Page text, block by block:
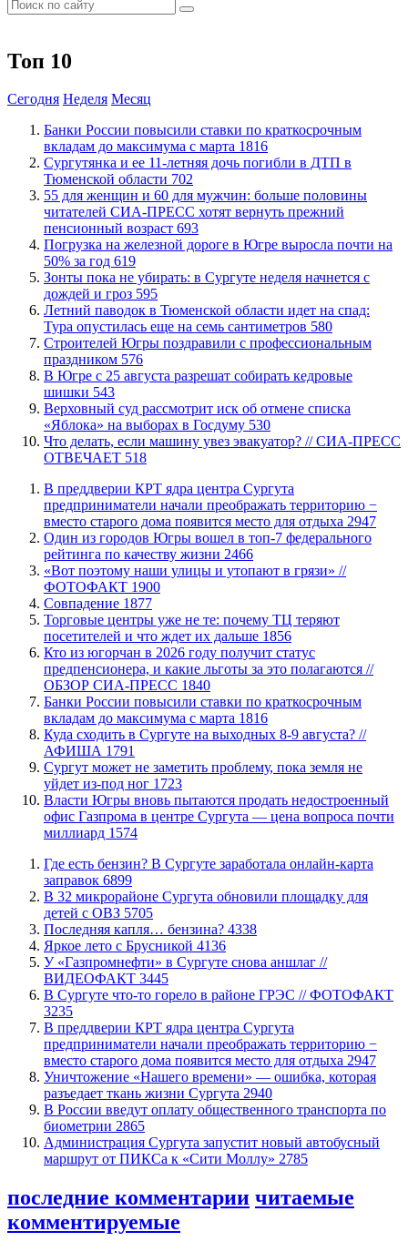
Топ 10
Сегодня Неделя Месяц
​Банки России повысили ставки по краткосрочным
вкладам до максимума с марта 1816
Сургутянка и ее 11-летняя дочь погибли в ДТП в
Тюменской области 702
​55 для женщин и 60 для мужчин: больше половины
читателей СИА-ПРЕСС хотят вернуть прежний
пенсионный возраст 693
​Погрузка на железной дороге в Югре выросла почти на
50% за год 619
​Зонты пока не убирать: в Сургуте неделя начнется с
дождей и гроз 595
​Летний паводок в Тюменской области идет на спад:
Тура опустилась еще на семь сантиметров 580
​Строителей Югры поздравили с профессиональным
праздником 576
​В Югре с 25 августа разрешат собирать кедровые
шишки 543
​Верховный суд рассмотрит иск об отмене списка
«Яблока» на выборах в Госдуму 530
​Что делать, если машину увез эвакуатор? // СИА-ПРЕСС
ОТВЕЧАЕТ 518
​В преддверии КРТ ядра центра Сургута
предприниматели начали преображать территорию −
вместо старого дома появится место для отдыха 2947
Один из городов Югры вошел в топ-7 федерального
рейтинга по качеству жизни 2466
«Вот поэтому наши улицы и утопают в грязи» //
ФОТОФАКТ 1900
​Совпадение 1877
Торговые центры уже не те: почему ТЦ теряют
посетителей и что ждет их дальше 1856
Кто из югорчан в 2026 году получит статус
предпенсионера, и какие льготы за это полагаются //
ОБЗОР СИА-ПРЕСС 1840
​Банки России повысили ставки по краткосрочным
вкладам до максимума с марта 1816
​Куда сходить в Сургуте на выходных 8-9 августа? //
АФИША 1791
Сургут может не заметить проблему, пока земля не
уйдет из-под ног 1723
Власти Югры вновь пытаются продать недостроенный
офис Газпрома в центре Сургута — цена вопроса почти
миллиард 1574
​Где есть бензин? В Сургуте заработала онлайн-карта
заправок 6899
В 32 микрорайоне Сургута обновили площадку для
детей с ОВЗ 5705
​Последняя капля… бензина? 4338
Яркое лето с Брусникой 4136
У «Газпромнефти» в Сургуте снова аншлаг //
ВИДЕОФАКТ 3445
​В Сургуте что-то горело в районе ГРЭС // ФОТОФАКТ
3235
​В преддверии КРТ ядра центра Сургута
предприниматели начали преображать территорию −
вместо старого дома появится место для отдыха 2947
​Уничтожение «Нашего времени» — ошибка, которая
разъедает ткань жизни Сургута 2940
В России введут оплату общественного транспорта по
биометрии 2865
​Администрация Сургута запустит новый автобусный
маршрут от ПИКСа к «Сити Моллу» 2785
последние комментарии читаемые
комментируемые